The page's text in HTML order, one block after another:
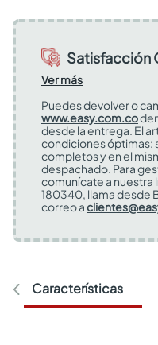
Satisfacción
Ver más
Puedes devolver o
www.easy.com.co
desde la entrega. El
condiciones óptimas:
completos y en el
despachado. Para
comunícate a nuestra
180340, llama desde
correo a
Características